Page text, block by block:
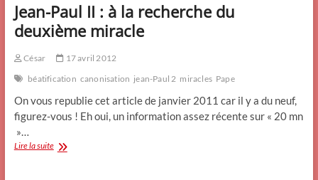
Jean-Paul II : à la recherche du
deuxième miracle
César
17 avril 2012
béatification canonisation jean-Paul 2 miracles Pape
On vous republie cet article de janvier 2011 car il y a du neuf,
figurez-vous ! Eh oui, un information assez récente sur « 20 mn
»…
Lire la suiteJean-